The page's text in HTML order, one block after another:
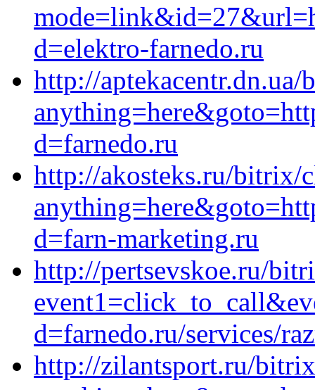
d=elektro-farnedo.ru
http://
d=farnedo.ru
http://akosteks.ru/bitrix/
d=farn-marketing.ru
http://pertsevskoe.ru/
d=farnedo.ru/services/
http://zilantsport.ru/